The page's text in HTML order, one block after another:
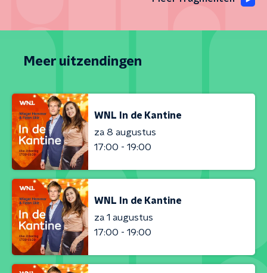
Meer uitzendingen
WNL In de Kantine
za 8 augustus
17:00 - 19:00
WNL In de Kantine
za 1 augustus
17:00 - 19:00